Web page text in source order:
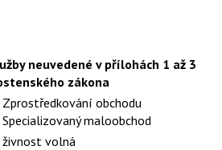
neuvedené v přílohách 1 až 3
zákona
Zprostředkování obchodu
Specializovaný maloobchod
živnost volná